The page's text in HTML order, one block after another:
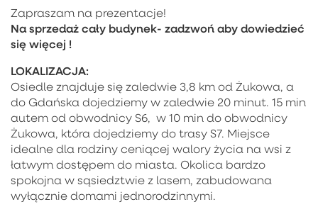
Zapraszam na prezentacje!
Na sprzedaż cały budynek- zadzwoń aby dowiedzieć
się więcej !
LOKALIZACJA:
Osiedle znajduje się zaledwie 3,8 km od Żukowa, a
do Gdańska dojedziemy w zaledwie 20 minut. 15 min
autem od obwodnicy S6, w 10 min do obwodnicy
Żukowa, która dojedziemy do trasy S7. Miejsce
idealne dla rodziny ceniącej walory życia na wsi z
łatwym dostępem do miasta. Okolica bardzo
spokojna w sąsiedztwie z lasem, zabudowana
wyłącznie domami jednorodzinnymi.